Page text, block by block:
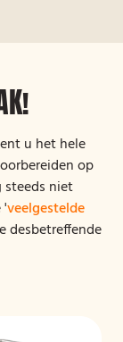
u het hele
op
steeds niet
'veelgestelde
desbetreffende